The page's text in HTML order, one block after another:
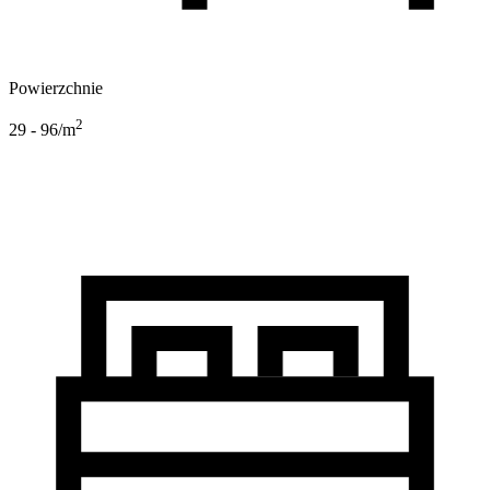
Powierzchnie
29 - 96/m2